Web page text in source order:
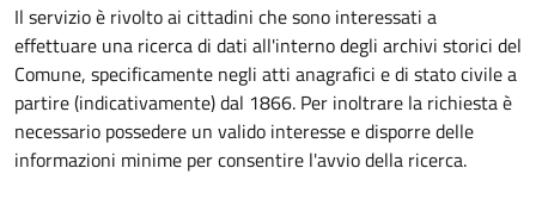
Il servizio è rivolto ai cittadini che sono interessati a
effettuare una ricerca di dati all'interno degli archivi storici del
Comune, specificamente negli atti anagrafici e di stato civile a
partire (indicativamente) dal 1866. Per inoltrare la richiesta è
necessario possedere un valido interesse e disporre delle
informazioni minime per consentire l'avvio della ricerca.